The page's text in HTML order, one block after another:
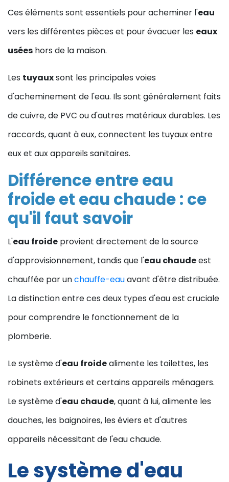
Ces éléments sont essentiels pour acheminer l'eau
vers les différentes pièces et pour évacuer les eaux
usées hors de la maison.
Les tuyauxsont les principales voies
d'acheminement de l'eau. Ils sont généralement faits
de cuivre, de PVC ou d'autres matériaux durables. Les
raccords, quant à eux, connectent les tuyaux entre
eux et aux appareils sanitaires.
Différence entre eau
froide et eau chaude : ce
qu'il faut savoir
L'eau froide provient directement de la source
d'approvisionnement, tandis que l'eau chaudeest
chauffée par unchauffe-eauavant d'être distribuée.
La distinction entre ces deux types d'eau est cruciale
pour comprendre le fonctionnement de la
plomberie.
Le système d'eau froidealimente les toilettes, les
robinets extérieurs et certains appareils ménagers.
Le système d'eau chaude, quant à lui, alimente les
douches, les baignoires, les éviers et d'autres
appareils nécessitant de l'eau chaude.
Le système d'eau